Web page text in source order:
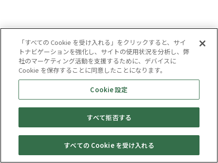
キャンペーン 店舗一覧 Web予約 買取情報 宅配買取
「すべての Cookie を受け入れる」をクリックすると、サイ
トナビゲーションを強化し、サイトの使用状況を分析し、弊
社のマーケティング活動を支援するために、デバイスに
Cookie を保存することに同意したことになります。
Cookie 設定
すべて拒否する
すべての Cookie を受け入れる